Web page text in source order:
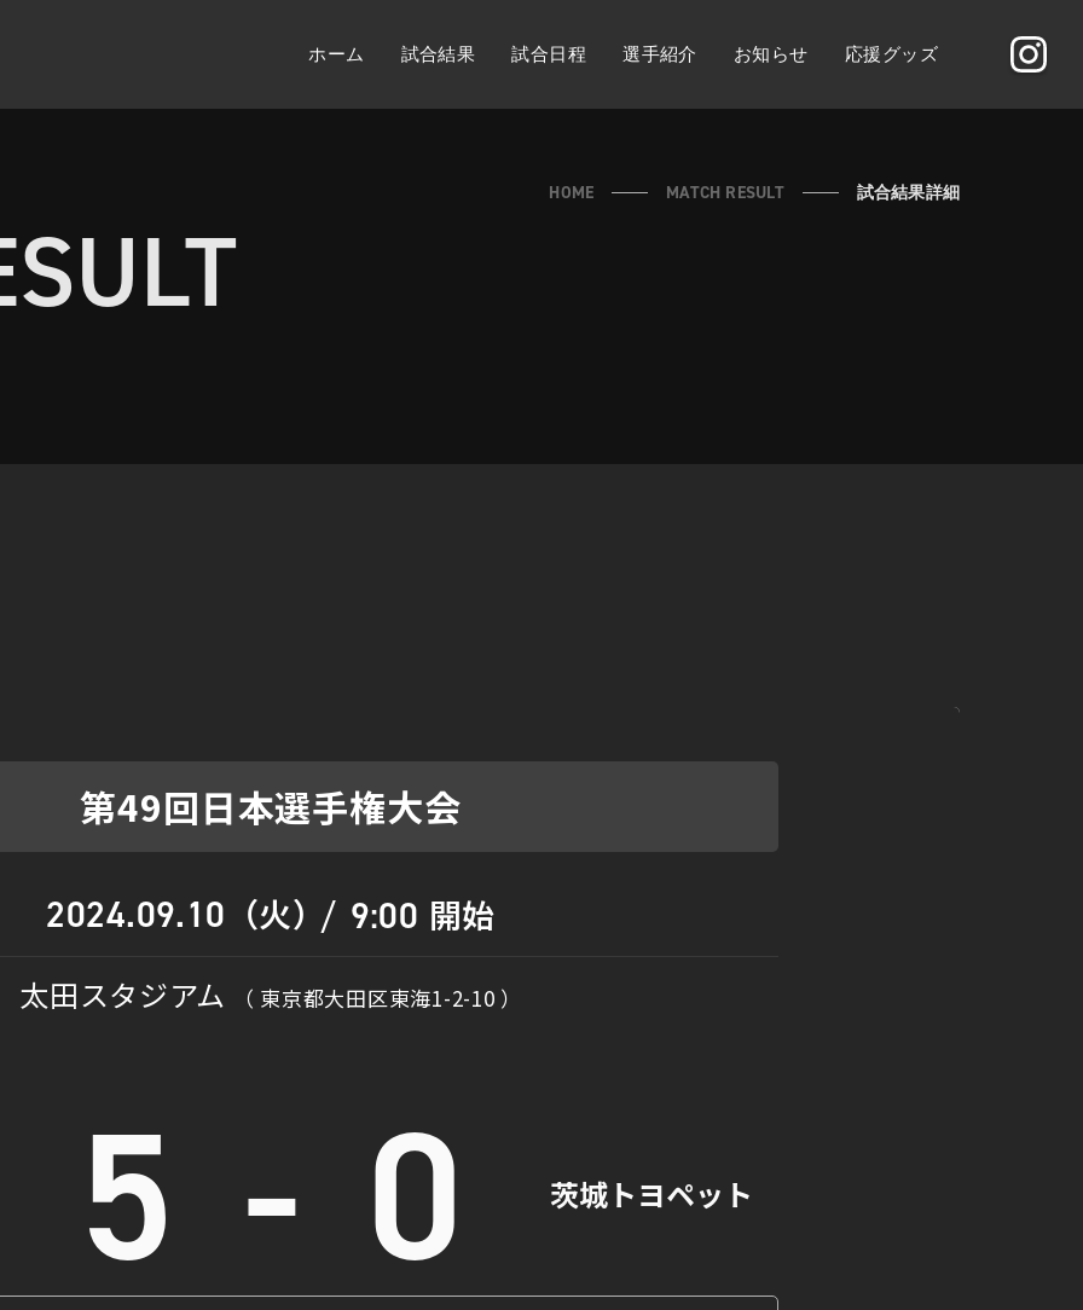
ホーム 試合結果 試合日程 選手紹介 お知らせ 応援グッズ
HOME MATCH RESULT 試合結果詳細
第49回日本選手権大会
2024.09.10 （火）/ 9:00 開始
太田スタジアム （ 東京都大田区東海1-2-10 ）
5 - 0 茨城トヨペット